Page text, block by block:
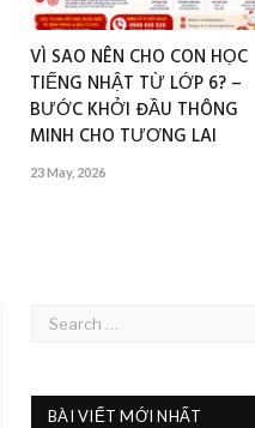
VÌ SAO NÊN CHO CON HỌC
TIẾNG NHẬT TỪ LỚP 6? –
BƯỚC KHỞI ĐẦU THÔNG
MINH CHO TƯƠNG LAI
23 May, 2026
BÀI VIẾT MỚI NHẤT